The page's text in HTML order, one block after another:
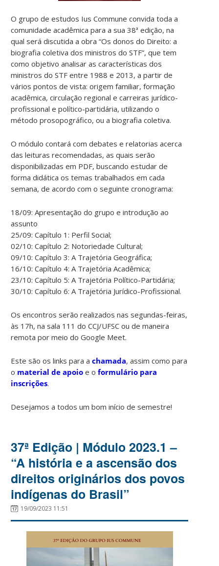
O grupo de estudos Ius Commune convida toda a
comunidade acadêmica para a sua 38ª edição, na
qual será discutida a obra “Os donos do Direito: a
biografia coletiva dos ministros do STF”, que tem
como objetivo analisar as características dos
ministros do STF entre 1988 e 2013, a partir de
vários pontos de vista: origem familiar, formação
acadêmica, circulação regional e carreiras jurídico-
profissional e político-partidária, utilizando o
método prosopográfico, ou a biografia coletiva.
O módulo contará com debates e relatorias acerca
das leituras recomendadas, as quais serão
disponibilizadas em PDF, buscando estudar de
forma didática os temas trabalhados em cada
semana, de acordo com o seguinte cronograma:
18/09: Apresentação do grupo e introdução ao
assunto
25/09: Capítulo 1: Perfil Social;
02/10: Capítulo 2: Notoriedade Cultural;
09/10: Capítulo 3: A Trajetória Geográfica;
16/10: Capítulo 4: A Trajetória Acadêmica;
23/10: Capítulo 5: A Trajetória Político-Partidária;
30/10: Capítulo 6: A Trajetória Jurídico-Profissional.
Os encontros serão realizados nas segundas-feiras,
às 17h, na sala 111 do CCJ/UFSC ou de maneira
remota por meio do Google Meet.
Este são os links para achamada, assim como para
o material de apoio e oformulário para
inscrições.
Desejamos a todos um bom início de semestre!
37ª Edição | Módulo 2023.1 –
“A história e a ascensão dos
direitos originários dos povos
indígenas do Brasil”
19/09/2023 11:51